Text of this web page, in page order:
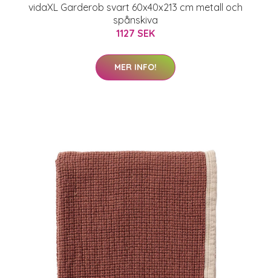
vidaXL Garderob svart 60x40x213 cm metall och
spånskiva
1127 SEK
MER INFO!